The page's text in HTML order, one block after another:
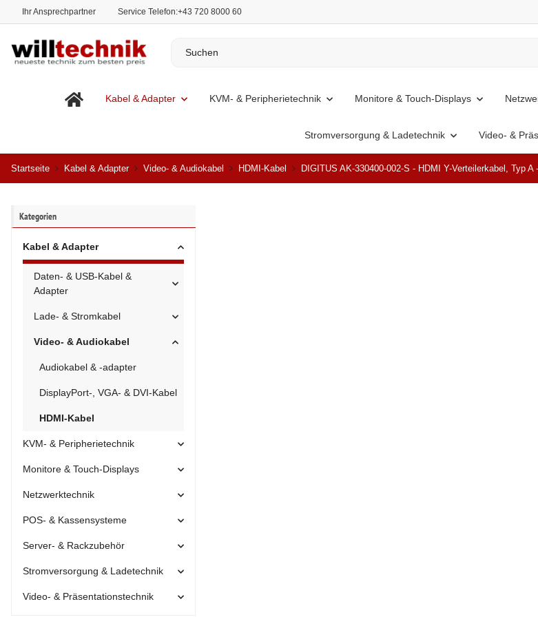
Ihr Ansprechpartner Service Telefon:+43 720 8000 60
Kabel & Adapter KVM- & Peripherietechnik Monitore & Touch-Displays
Stromversorgung & Ladetechnik Video- &
Startseite Kabel & Adapter Video- & Audiokabel HDMI-Kabel DIGITUS AK-330400-002-S - HDMI Y-Verteilerkabel, Typ
Kategorien
Kabel & Adapter
Daten- & USB-Kabel &
Adapter
Lade- & Stromkabel
Video- & Audiokabel
Audiokabel & -adapter
DisplayPort-, VGA- & DVI-Kabel
HDMI-Kabel
KVM- & Peripherietechnik
Monitore & Touch-Displays
Netzwerktechnik
POS- & Kassensysteme
Server- & Rackzubehör
Stromversorgung & Ladetechnik
Video- & Präsentationstechnik